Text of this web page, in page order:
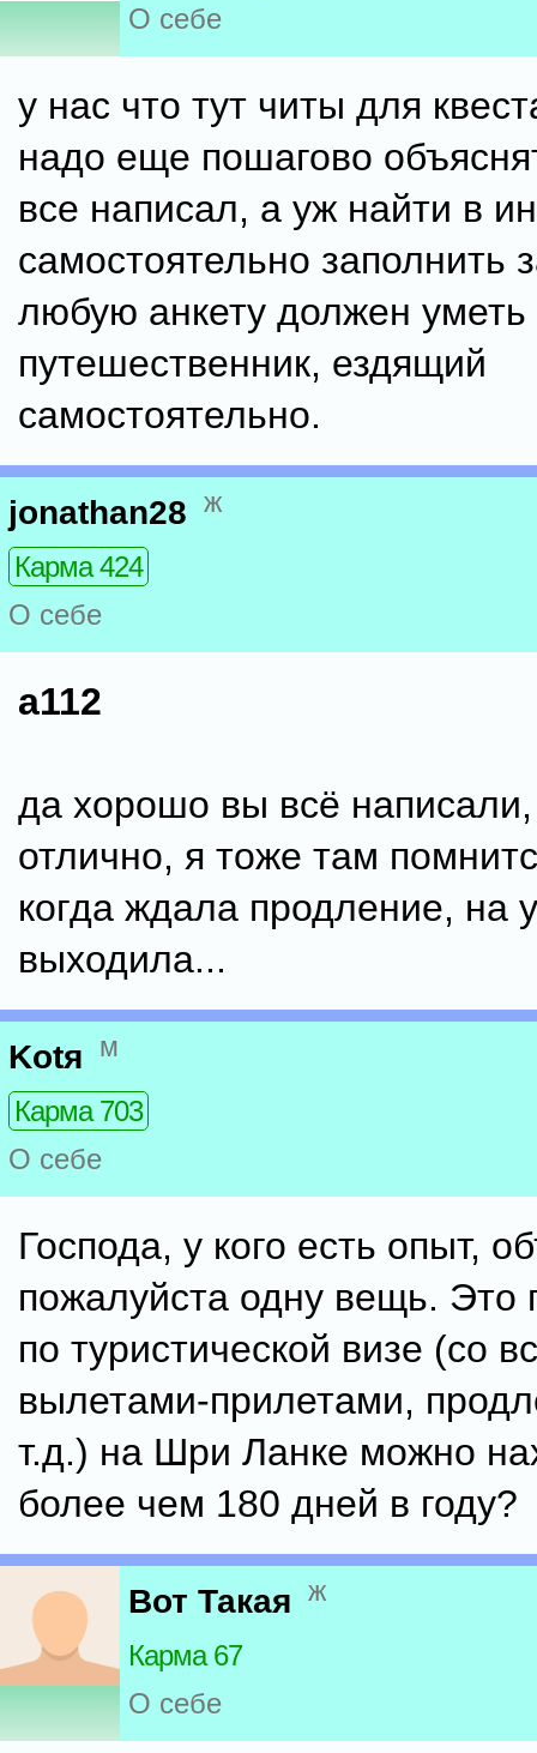
О себе
у нас что тут читы для
надо еще пошагово
все написал, а уж найти в
самостоятельно заполнить
любую анкету должен
путешественник, ездящий
самостоятельно.
jonathan28 ж
Карма 424
О себе
a112
да хорошо вы всё написали,
отлично, я тоже там
когда ждала продление, на
выходила...
Kotя м
Карма 703
О себе
Господа, у кого есть опыт,
пожалуйста одну вещь. Это
по туристической визе (со
вылетами-прилетами,
т.д.) на Шри Ланке можно
более чем 180 дней в году?
Вот Такая ж
Карма 67
О себе